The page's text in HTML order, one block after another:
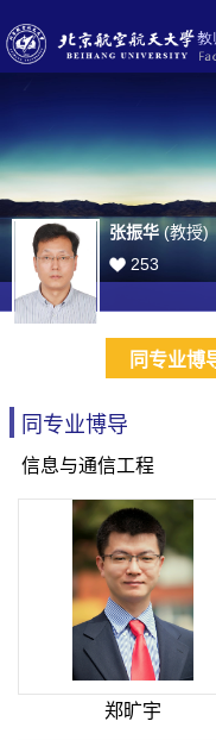
张振华(教授)
253
同专业博
同专业博导
信息与通信工程
郑旷宇